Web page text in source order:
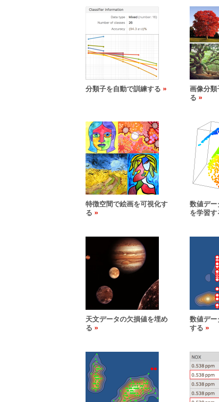
分類子を自動で訓練する
画像分類
る
特徴空間で絵画を可視化す
る
数値デー
を学習す
天文データの欠損値を埋め
る
数値デー
する